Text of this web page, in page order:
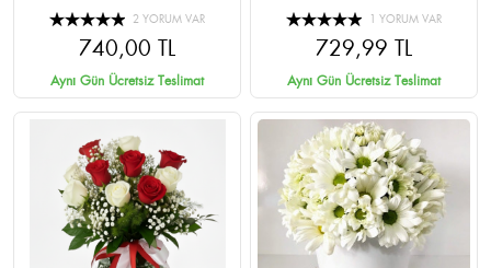
2 YORUM VAR
740,00 TL
Aynı Gün Ücretsiz Teslimat
1 YORUM VAR
729,99 TL
Aynı Gün Ücretsiz Teslimat